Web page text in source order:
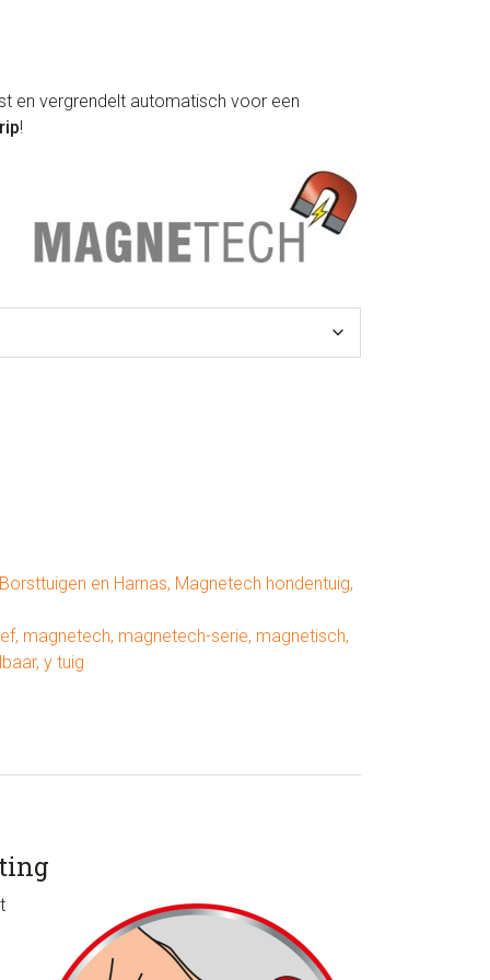
en vergrendelt automatisch voor een
!
en Harnas, Magnetech hondentuig,
, magnetech, magnetech-serie, magnetisch,
, y tuig